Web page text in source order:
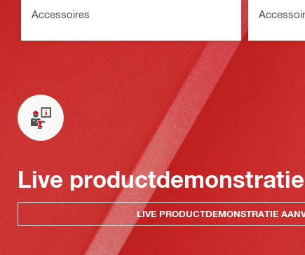
Accessoires
Live
LIVE PRODUCTDEMONSTRATIE